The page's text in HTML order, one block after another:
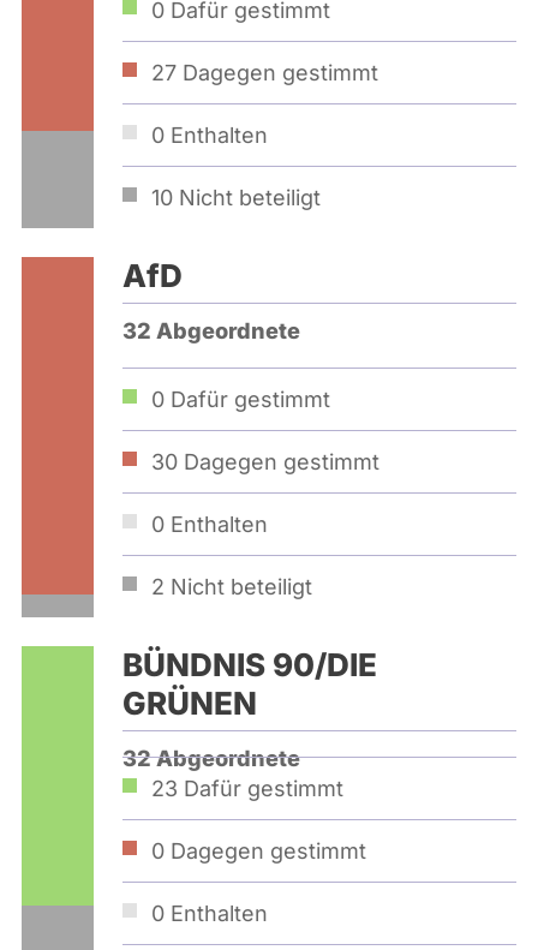
0 Dafür gestimmt
27 Dagegen gestimmt
0 Enthalten
10 Nicht beteiligt
AfD
32 Abgeordnete
0 Dafür gestimmt
30 Dagegen gestimmt
0 Enthalten
2 Nicht beteiligt
BÜNDNIS 90/­DIE
GRÜNEN
32 Abgeordnete
23 Dafür gestimmt
0 Dagegen gestimmt
0 Enthalten